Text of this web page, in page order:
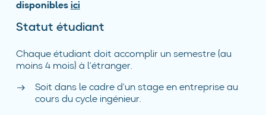
disponibles ici
Statut étudiant
Chaque étudiant doit accomplir un semestre (au
moins 4 mois) à l’étranger.
Soit dans le cadre d’un stage en entreprise au
cours du cycle ingénieur.